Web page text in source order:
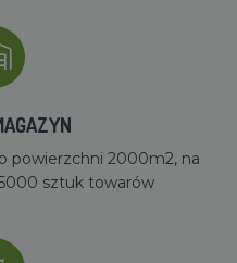
powierzchni 2000m2, na
sztuk towarów